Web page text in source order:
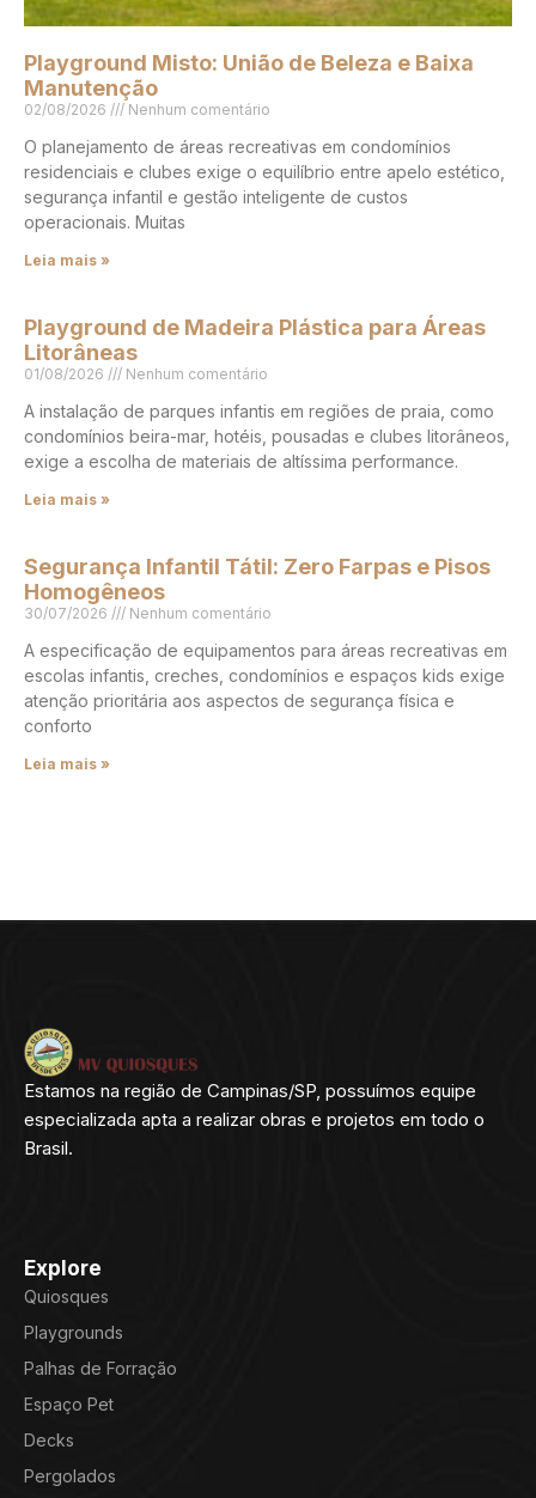
Playground Misto: União de Beleza e Baixa
Manutenção
02/08/2026 Nenhum comentário
O planejamento de áreas recreativas em condomínios
residenciais e clubes exige o equilíbrio entre apelo estético,
segurança infantil e gestão inteligente de custos
operacionais. Muitas
Leia mais »
Playground de Madeira Plástica para Áreas
Litorâneas
01/08/2026 Nenhum comentário
A instalação de parques infantis em regiões de praia, como
condomínios beira-mar, hotéis, pousadas e clubes litorâneos,
exige a escolha de materiais de altíssima performance.
Leia mais »
Segurança Infantil Tátil: Zero Farpas e Pisos
Homogêneos
30/07/2026 Nenhum comentário
A especificação de equipamentos para áreas recreativas em
escolas infantis, creches, condomínios e espaços kids exige
atenção prioritária aos aspectos de segurança física e
conforto
Leia mais »
Estamos na região de Campinas/SP, possuímos equipe
especializada apta a realizar obras e projetos em todo o
Brasil.
Explore
Quiosques
Playgrounds
Palhas de Forração
Espaço Pet
Decks
Pergolados